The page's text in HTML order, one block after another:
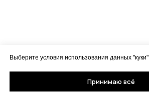
Выберите условия использования данных "куки"
Принимаю всё